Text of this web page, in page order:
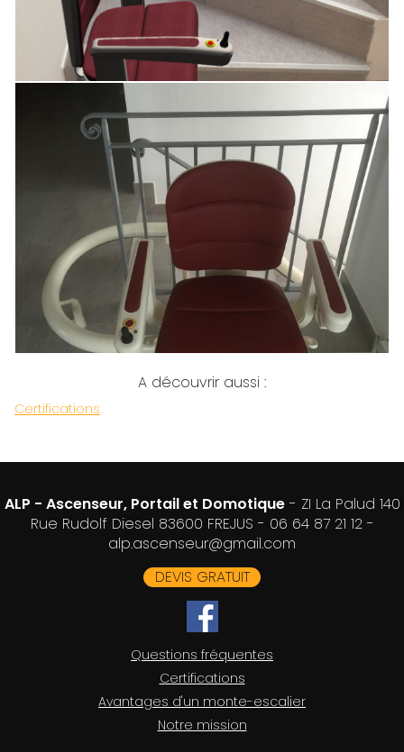
A découvrir aussi :
Certifications
ALP - Ascenseur, Portail et Domotique- ZI La Palud 140
Rue Rudolf Diesel 83600 FREJUS - 06 64 87 21 12-
alp.ascenseur@gmail.com
DEVIS GRATUIT
Questions fréquentes
Certifications
Avantages d'un monte-escalier
Notre mission